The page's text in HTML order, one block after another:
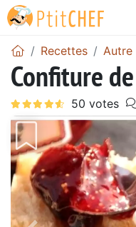
Recettes Autre
Confiture